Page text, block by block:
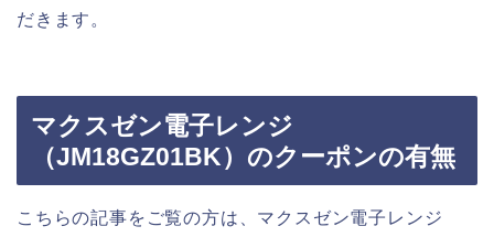
だきます。
マクスゼン電子レンジ
（JM18GZ01BK）のクーポンの有無
こちらの記事をご覧の方は、マクスゼン電子レンジ